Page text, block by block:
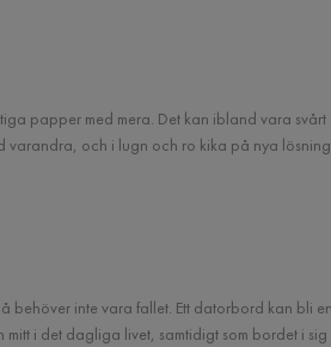
papper med mera. Det kan ibland vara
och i lugn och ro kika på nya
inte vara fallet. Ett datorbord kan bli
i det dagliga livet, samtidigt som bordet i